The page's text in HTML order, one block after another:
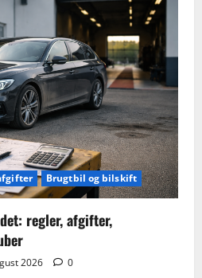
Brugtbil og bilskift
regler, afgifter,
2026 0